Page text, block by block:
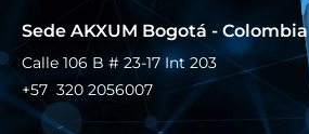
Sede AKXUM Bogotá - Colombia
Calle 106 B # 23-17 Int 203
+57 320 2056007